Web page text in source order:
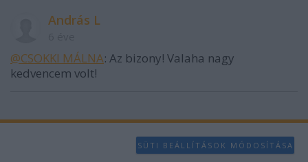
András L
@CSOKKI MÁLNA: Az bizony! Valaha nagy
kedvencem volt!
SÜTI BEÁLLÍTÁSOK MÓDOSÍTÁSA